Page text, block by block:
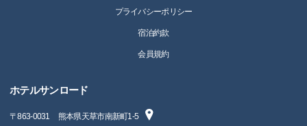
プライバシーポリシー
宿泊約款
会員規約
ホテルサンロード
〒863-0031 熊本県天草市南新町1-5